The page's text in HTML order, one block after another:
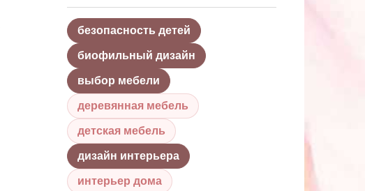
безопасность детей
биофильный дизайн
выбор мебели
деревянная мебель
детская мебель
дизайн интерьера
интерьер дома